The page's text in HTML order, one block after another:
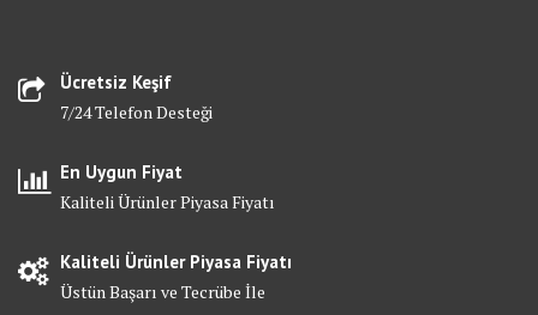
Ücretsiz Keşif
7/24 Telefon Desteği
En Uygun Fiyat
Kaliteli Ürünler Piyasa Fiyatı
Kaliteli Ürünler Piyasa Fiyatı
Üstün Başarı ve Tecrübe İle